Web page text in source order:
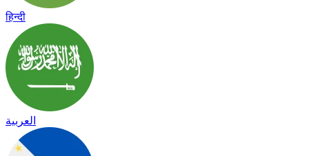
हिन्दी
العربية